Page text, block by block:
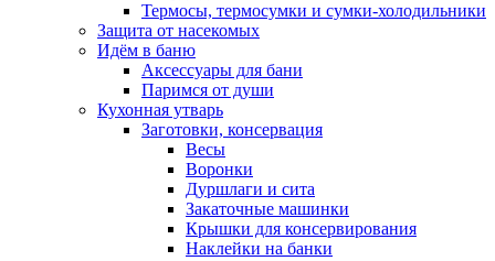
Термосы, термосумки и сумки-холодильники
Защита от насекомых
Идём в баню
Аксессуары для бани
Паримся от души
Кухонная утварь
Заготовки, консервация
Весы
Воронки
Дуршлаги и сита
Закаточные машинки
Крышки для консервирования
Наклейки на банки